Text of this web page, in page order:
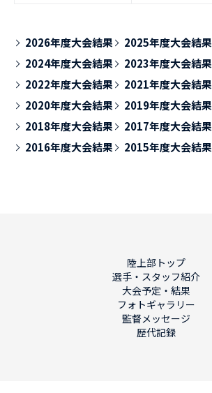
2026年度大会結果
2025年度大会結果
2024年度大会結果
2023年度大会結果
2022年度大会結果
2021年度大会結果
2020年度大会結果
2019年度大会結果
2018年度大会結果
2017年度大会結果
2016年度大会結果
2015年度大会結果
陸上部トップ
選手・スタッフ紹介
大会予定・結果
フォトギャラリー
監督メッセージ
歴代記録